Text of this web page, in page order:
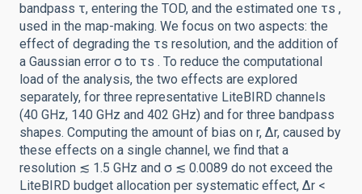
bandpass τ, entering the TOD, and the estimated one τs ,
used in the map-making. We focus on two aspects: the
effect of degrading the τs resolution, and the addition of
a Gaussian error σ to τs . To reduce the computational
load of the analysis, the two effects are explored
separately, for three representative LiteBIRD channels
(40 GHz, 140 GHz and 402 GHz) and for three bandpass
shapes. Computing the amount of bias on r, Δr, caused by
these effects on a single channel, we find that a
resolution ≲ 1.5 GHz and σ ≲ 0.0089 do not exceed the
LiteBIRD budget allocation per systematic effect, Δr <